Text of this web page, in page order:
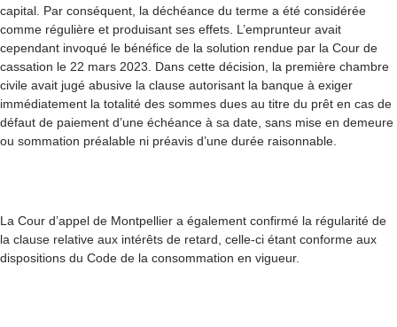
capital. Par conséquent, la déchéance du terme a été considérée
comme régulière et produisant ses effets. L’emprunteur avait
cependant invoqué le bénéfice de la solution rendue par la Cour de
cassation le 22 mars 2023. Dans cette décision, la première chambre
civile avait jugé abusive la clause autorisant la banque à exiger
immédiatement la totalité des sommes dues au titre du prêt en cas de
défaut de paiement d’une échéance à sa date, sans mise en demeure
ou sommation préalable ni préavis d’une durée raisonnable.
La Cour d’appel de Montpellier a également confirmé la régularité de
la clause relative aux intérêts de retard, celle-ci étant conforme aux
dispositions du Code de la consommation en vigueur.